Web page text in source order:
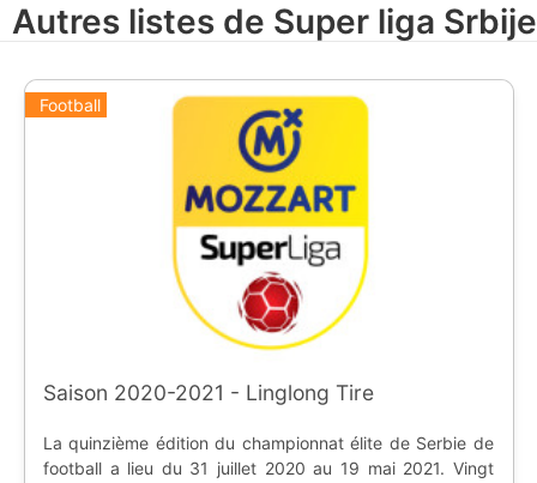
Autres listes de Super liga Srbije
Football
Saison 2020-2021 - Linglong Tire
La quinzième édition du championnat élite de Serbie de
football a lieu du 31 juillet 2020 au 19 mai 2021. Vingt